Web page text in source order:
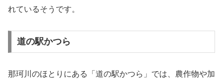
れているそうです。
道の駅かつら
那珂川のほとりにある「道の駅かつら」では、農作物や加